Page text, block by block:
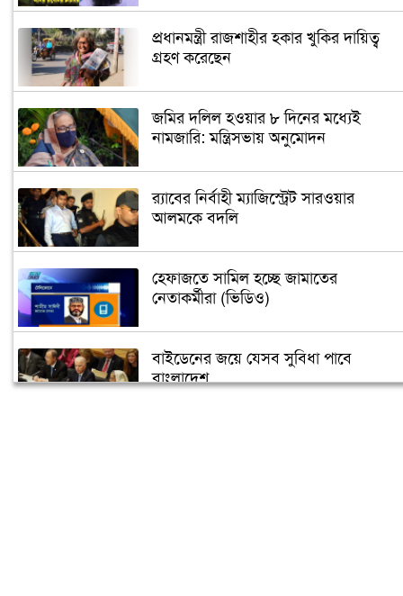
প্রধানমন্ত্রী রাজশাহীর হকার খুকির দায়িত্ব
গ্রহণ করেছেন
জমির দলিল হওয়ার ৮ দিনের মধ্যেই
নামজারি: মন্ত্রিসভায় অনুমোদন
র‌্যাবের নির্বাহী ম্যাজিস্ট্রেট সারওয়ার
আলমকে বদলি
হেফাজতে সামিল হচ্ছে জামাতের
নেতাকর্মীরা (ভিডিও)
বাইডেনের জয়ে যেসব সুবিধা পাবে
বাংলাদেশ